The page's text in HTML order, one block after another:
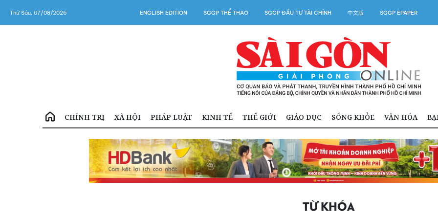
Thứ Sáu, 07/08/2026 ENGLISH EDITION SGGP THỂ THAO SGGP ĐẦU TƯ TÀI CHÍNH 中文版 SGGP EPAPER
CHÍNH TRỊ XÃ HỘI PHÁP LUẬT KINH TẾ THẾ GIỚI GIÁO DỤC SỐNG KHỎE VĂN HÓA
TỪ KHÓA